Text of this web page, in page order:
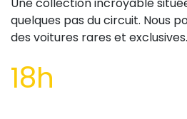
quelques pas du circuit. Nous
des voitures rares et exclusives.
18h